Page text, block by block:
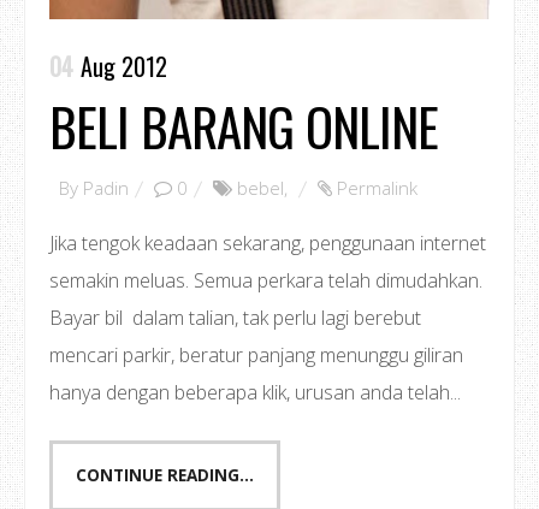
04 Aug 2012
BELI BARANG ONLINE
By Padin 0 bebel, Permalink
Jika tengok keadaan sekarang, penggunaan internet
semakin meluas. Semua perkara telah dimudahkan.
Bayar bil dalam talian, tak perlu lagi berebut
mencari parkir, beratur panjang menunggu giliran
hanya dengan beberapa klik, urusan anda telah...
CONTINUE READING...